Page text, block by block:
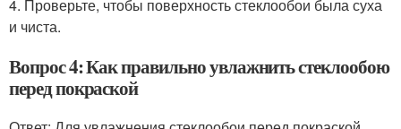
4. Проверьте, чтобы поверхность стеклообои была суха
и чиста.
Вопрос 4: Как правильно увлажнить стеклообою
перед покраской